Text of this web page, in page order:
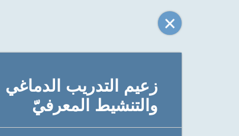
زعيم التدريب الدماغي
والتنشيط المعرفيّ